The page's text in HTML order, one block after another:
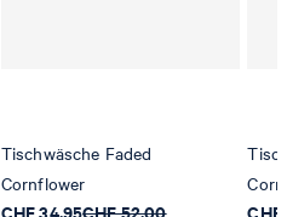
Tischwäsche Faded
Cornflower